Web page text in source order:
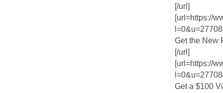
[/url]
[url=https://
Get the New
[/url]
[url=https://
Get a $100